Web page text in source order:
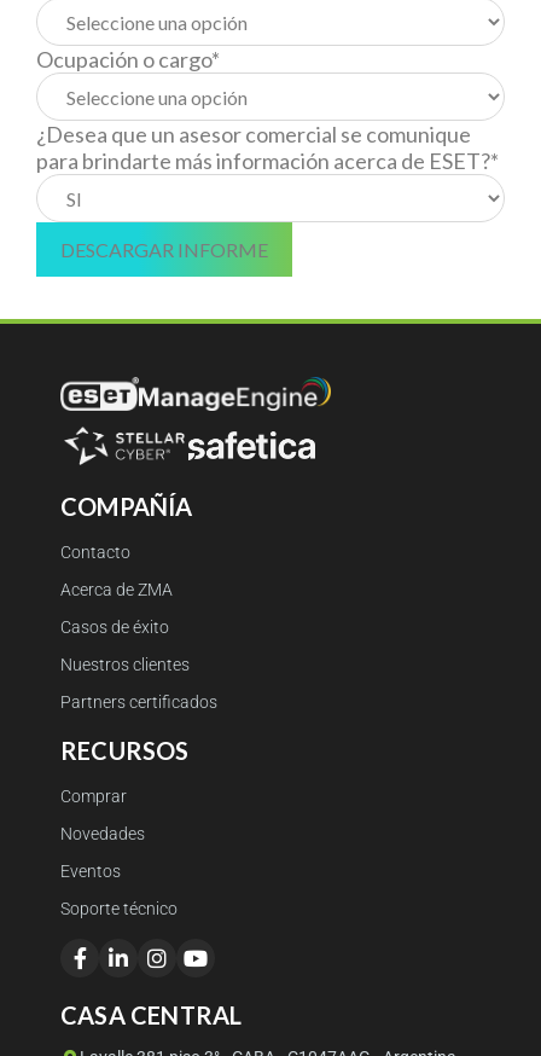
Ocupación o cargo*
¿Desea que un asesor comercial se comunique
para brindarte más información acerca de ESET?*
COMPAÑÍA
Contacto
Acerca de ZMA
Casos de éxito
Nuestros clientes
Partners certificados
RECURSOS
Comprar
Novedades
Eventos
Soporte técnico
CASA CENTRAL